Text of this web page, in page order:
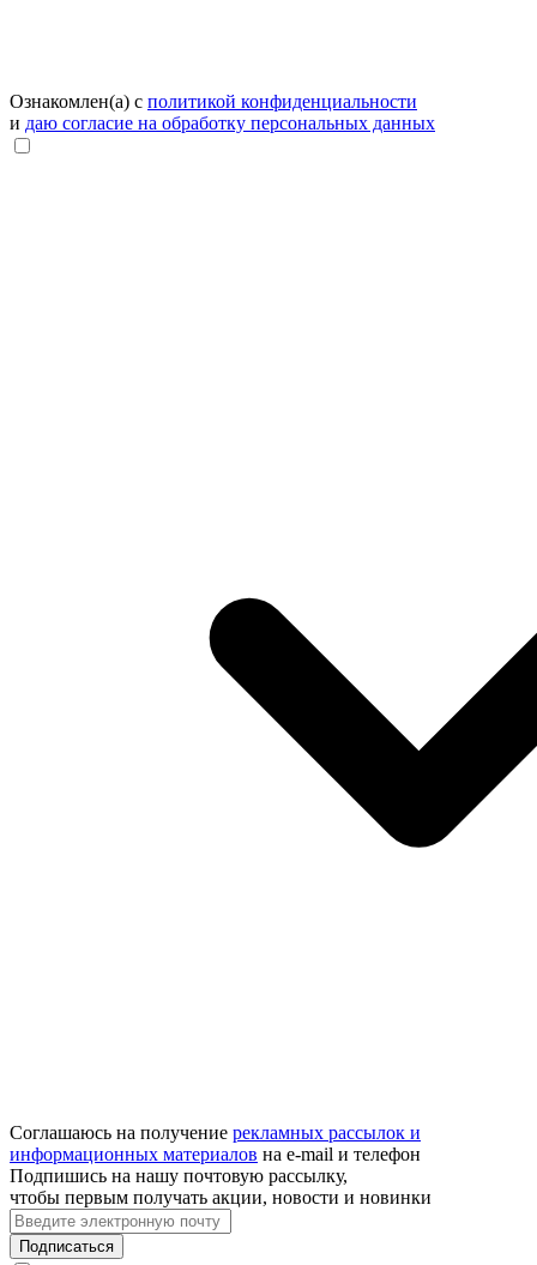
Ознакомлен(а) с политикой конфиденциальности
и даю согласие на обработку персональных данных
Соглашаюсь на получение рекламных рассылок и
информационных материалов на e‑mail и телефон
Подпишись на нашу почтовую рассылку,
чтобы первым получать акции, новости и новинки
Подписаться